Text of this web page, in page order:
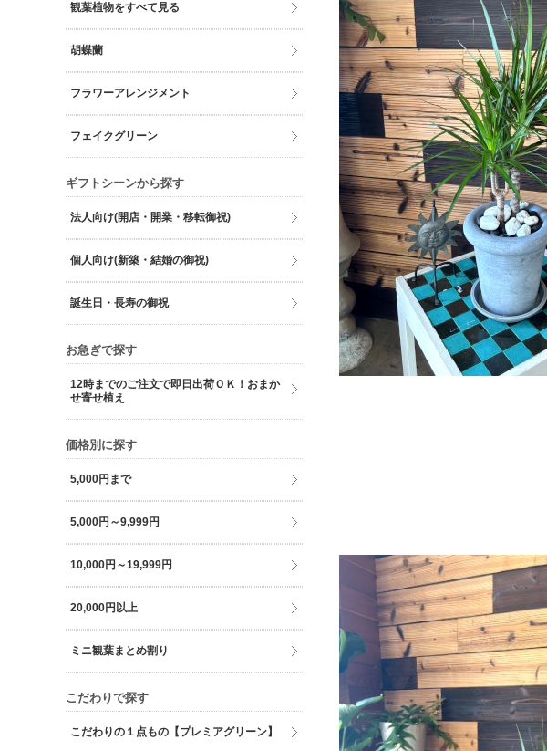
観葉植物をすべて見る
胡蝶蘭
フラワーアレンジメント
フェイクグリーン
ギフトシーンから探す
法人向け(開店・開業・移転御祝)
個人向け(新築・結婚の御祝)
誕生日・長寿の御祝
お急ぎで探す
12時までのご注文で即日出荷ＯＫ！おまか
せ寄せ植え
価格別に探す
5,000円まで
5,000円～9,999円
10,000円～19,999円
20,000円以上
ミニ観葉まとめ割り
こだわりで探す
こだわりの１点もの【プレミアグリーン】